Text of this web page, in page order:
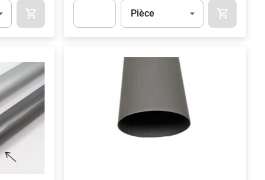
APOK.CATEGORY.PRODUCTS.CART.ADDTOCART
Unité
Pièce